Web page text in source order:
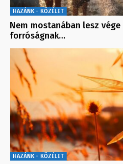
HAZÁNK - KÖZÉLET
Nem mostanában lesz
forróságnak…
HAZÁNK - KÖZÉLET